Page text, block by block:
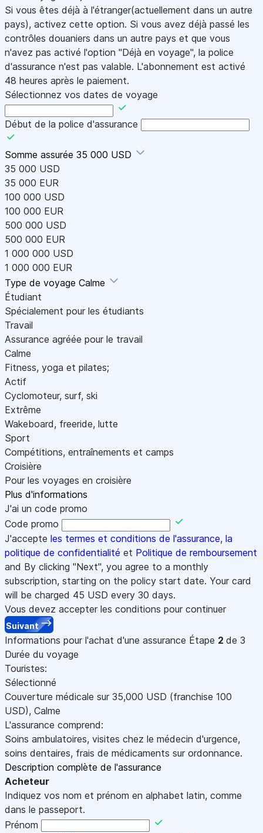
Si vous êtes déjà à l'étranger(actuellement dans un autre
pays), activez cette option. Si vous avez déjà passé les
contrôles douaniers dans un autre pays et que vous
n'avez pas activé l'option "Déjà en voyage", la police
d'assurance n'est pas valable. L'abonnement est activé
48 heures après le paiement.
Sélectionnez vos dates de voyage
Début de la police d'assurance
Somme assurée 35 000 USD
35 000 USD
35 000 EUR
100 000 USD
100 000 EUR
500 000 USD
500 000 EUR
1 000 000 USD
1 000 000 EUR
Type de voyage Calme
Étudiant
Spécialement pour les étudiants
Travail
Assurance agréée pour le travail
Calme
Fitness, yoga et pilates;
Actif
Cyclomoteur, surf, ski
Extrême
Wakeboard, freeride, lutte
Sport
Compétitions, entraînements et camps
Croisière
Pour les voyages en croisière
Plus d'informations
J'ai un code promo
Code promo
J'accepte les termes et conditions de l'assurance, la
politique de confidentialité et Politique de remboursement
and By clicking "Next", you agree to a monthly
subscription, starting on the policy start date. Your card
will be charged 45 USD every 30 days.
Vous devez accepter les conditions pour continuer
Suivant
Informations pour l'achat d'une assurance Étape 2 de 3
Durée du voyage
Touristes:
Sélectionné
Couverture médicale sur 35,000 USD (franchise 100
USD), Calme
L'assurance comprend:
Soins ambulatoires, visites chez le médecin d'urgence,
soins dentaires, frais de médicaments sur ordonnance.
Description complète de l'assurance
Acheteur
Indiquez vos nom et prénom en alphabet latin, comme
dans le passeport.
Prénom